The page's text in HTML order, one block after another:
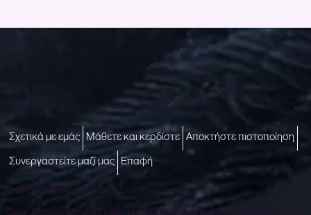
Πρόσβαση σε μια καλύτερη ζωή
Επικοινωνήστε μαζί μας - talktous@icare.life
Σχετικά με εμάς Μάθετε και κερδίστε Αποκτήστε πιστοποίηση
Συνεργαστείτε μαζί μας Επαφή
Ώρες Λειτουργίας (IST): Δευτέρα - Παρασκευή (10:00 π.μ. έως 6:00